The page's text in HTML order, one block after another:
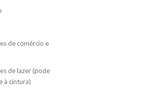
de comércio e
de lazer (pode
à cintura)